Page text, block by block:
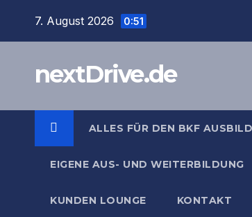
7. August 2026 0:51
nextDrive.de
ALLES FÜR DEN BKF
EIGENE AUS- UND WEITERBILDUNG
KUNDEN LOUNGE KONTAKT